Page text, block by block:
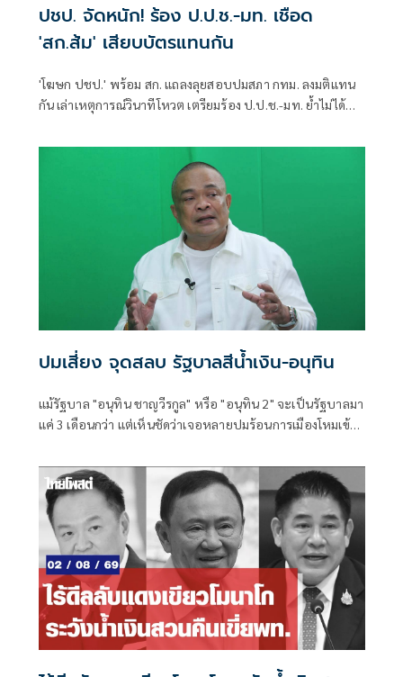
ปชป. จัดหนัก! ร้อง ป.ป.ช.-มท. เชือด
'สก.ส้ม' เสียบบัตรแทนกัน
'โฆษก ปชป.' พร้อม สก. แถลงลุยสอบปมสภา กทม. ลงมติแทน
กัน เล่าเหตุการณ์วินาทีโหวต เตรียมร้อง ป.ป.ช.-มท. ย้ำไม่ได้
ปมเสี่ยง จุดสลบ รัฐบาลสีน้ำเงิน-อนุทิน
แม้รัฐบาล "อนุทิน ชาญวีรกูล" หรือ "อนุทิน 2" จะเป็นรัฐบาลมา
แค่ 3 เดือนกว่า แต่เห็นชัดว่าเจอหลายปมร้อนการเมืองโหมเข้า